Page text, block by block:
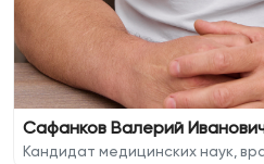
Сафанков Валерий
Кандидат медицинских наук,